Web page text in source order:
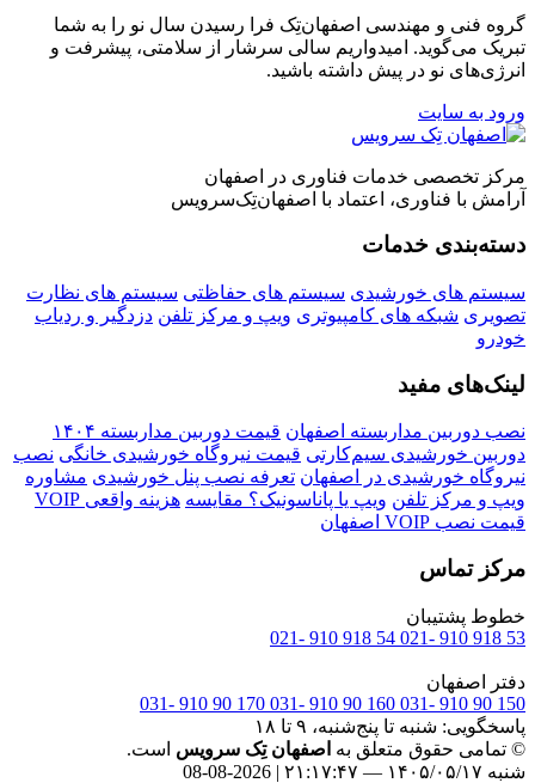
گروه فنی و مهندسی اصفهان‌تِک فرا رسیدن سال نو را به شما
تبریک می‌گوید. امیدواریم سالی سرشار از سلامتی، پیشرفت و
انرژی‌های نو در پیش داشته باشید.
ورود به سایت
مرکز تخصصی خدمات فناوری در اصفهان
آرامش با فناوری، اعتماد با اصفهان‌تِک‌سرویس
دسته‌بندی خدمات
سیستم های خورشیدی سیستم های حفاظتی سیستم های نظارت
تصویری شبکه های کامپیوتری ویپ و مرکز تلفن دزدگیر و ردیاب
خودرو
لینک‌های مفید
نصب دوربین مداربسته اصفهان قیمت دوربین مداربسته ۱۴۰۴
دوربین خورشیدی سیم‌کارتی قیمت نیروگاه خورشیدی خانگی نصب
نیروگاه خورشیدی در اصفهان تعرفه نصب پنل خورشیدی مشاوره
ویپ و مرکز تلفن ویپ یا پاناسونیک؟ مقایسه هزینه واقعی VOIP
قیمت نصب VOIP اصفهان
مرکز تماس
خطوط پشتیبان
53 918 910 -021
54 918 910 -021
دفتر اصفهان
150 90 910 -031
160 90 910 -031
170 90 910 -031
پاسخگویی: شنبه تا پنج‌شنبه، ۹ تا ۱۸
© تمامی حقوق متعلق به اصفهان تِک سرویس است.
شنبه ۱۴۰۵/۰۵/۱۷ — ۲۱:۱۷:۴۸ | 2026-08-08